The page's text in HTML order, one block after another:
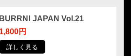
BURRN! JAPAN Vol.21
1,800円
詳しく見る